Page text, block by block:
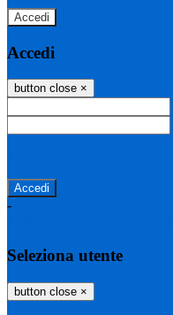
Accedi
Accedi
button close ×
-
Seleziona utente
button close ×